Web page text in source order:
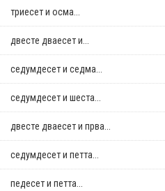
триесет и осма...
двестe дваесет и...
седумдесет и седма...
седумдесет и шеста...
двестe дваесет и прва...
седумдесет и петта...
педесет и петта...